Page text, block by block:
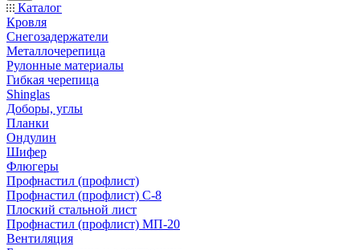
Каталог
Кровля
Снегозадержатели
Металлочерепица
Рулонные материалы
Гибкая черепица
Shinglas
Доборы, углы
Планки
Ондулин
Шифер
Флюгеры
Профнастил (профлист)
Профнастил (профлист) С-8
Плоский стальной лист
Профнастил (профлист) МП-20
Вентиляция